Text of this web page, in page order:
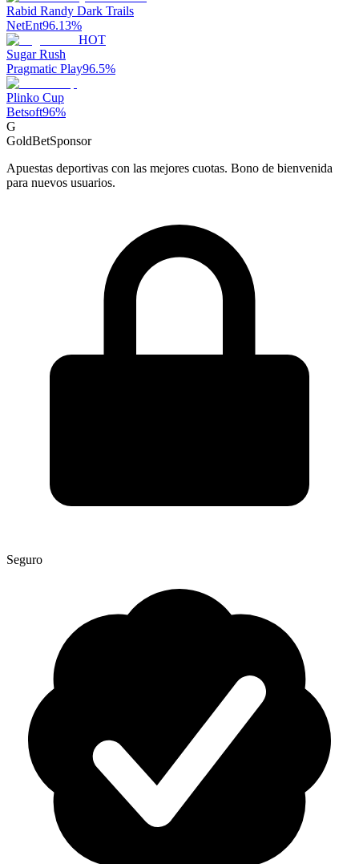
Rabid Randy Dark Trails
NetEnt96.13%
HOT
Sugar Rush
Pragmatic Play96.5%
Plinko Cup
Betsoft96%
G
GoldBetSponsor
Apuestas deportivas con las mejores cuotas. Bono de bienvenida
para nuevos usuarios.
Seguro